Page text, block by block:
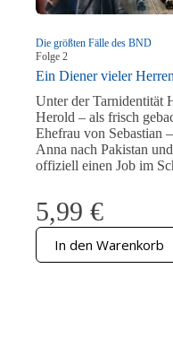
Die größten Fälle des BND
Folge 2
Ein Diener vieler Herren
Unter der Tarnidentität
Herold – als frisch
Ehefrau von Sebastian
Anna nach Pakistan
offiziell einen Job im
5,99 €
In den Warenkorb